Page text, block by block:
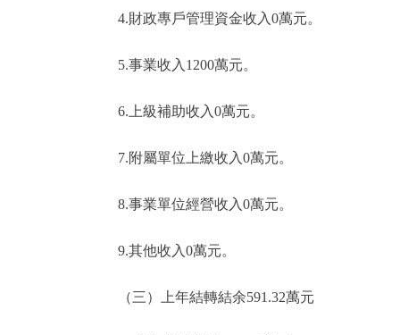
4.財政專戶管理資金收入0萬元。
5.事業收入1200萬元。
6.上級補助收入0萬元。
7.附屬單位上繳收入0萬元。
8.事業單位經營收入0萬元。
9.其他收入0萬元。
（三）上年結轉結余591.32萬元